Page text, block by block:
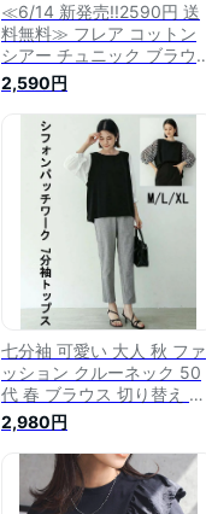
≪6/14 新発売!!2590円 送
料無料≫ フレア コットン
シアー チュニック ブラウ
7分袖 レディース 夏 20代
30代 40代 綿 チュニック丈
シアートップス フレアトッ
プス フレアー ぽわん袖 ボ
リュームスリーブ [C6792]
【送料無料】【メール便】
2,590円
七分袖 可愛い 大人 秋 ファ
ッション クルーネック 50
代 春 ブラウス 切り替え ト
ップス 20代 夏 体型カバー
バルーン袖 30代 40代 レデ
ィース おしゃれ シャツ ゆ
ったり ぽわん袖 ストライプ
柄 異素材 送料無料 上品
2,980円